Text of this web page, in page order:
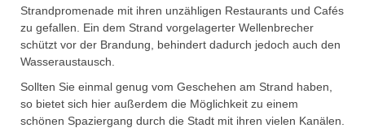
Strandpromenade mit ihren unzähligen Restaurants und Cafés
zu gefallen. Ein dem Strand vorgelagerter Wellenbrecher
schützt vor der Brandung, behindert dadurch jedoch auch den
Wasseraustausch.
Sollten Sie einmal genug vom Geschehen am Strand haben,
so bietet sich hier außerdem die Möglichkeit zu einem
schönen Spaziergang durch die Stadt mit ihren vielen Kanälen.